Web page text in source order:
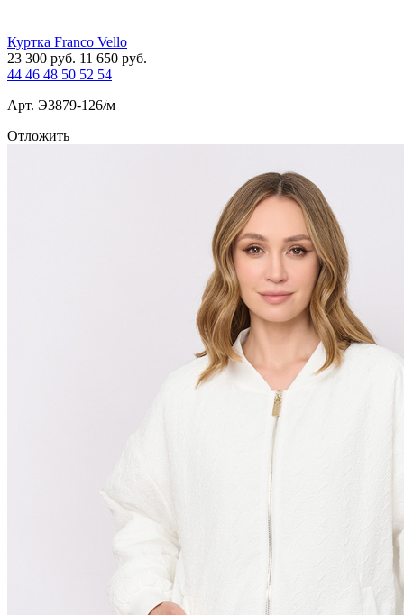
Куртка Franco Vello
23 300 руб. 11 650 руб.
44 46 48 50 52 54
Арт. Э3879-126/м
Отложить